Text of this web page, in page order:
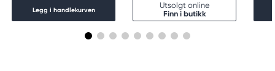
Legg i handlekurven
Utsolgt online
Finn i butikk